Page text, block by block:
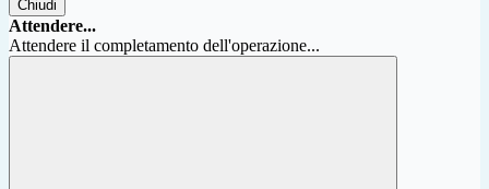
Chiudi
Attendere...
Attendere il completamento dell'operazione...